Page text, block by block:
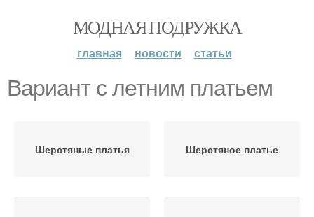
МОДНАЯ ПОДРУЖКА
главная новости статьи
Вариант с летним платьем
Шерстяные платья Шерстяное платье